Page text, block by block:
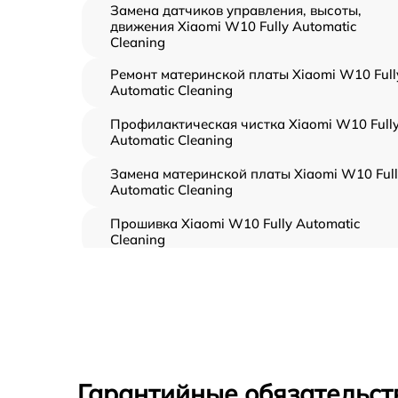
Замена датчиков управления, высоты,
движения Xiaomi W10 Fully Automatic
Cleaning
Ремонт материнской платы Xiaomi W10
Automatic Cleaning
Профилактическая чистка Xiaomi W10
Automatic Cleaning
Замена материнской платы Xiaomi W10
Automatic Cleaning
Прошивка Xiaomi W10 Fully Automatic
Cleaning
Automatic Cleaning